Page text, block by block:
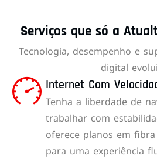
Serviços que só a
Tecnologia, desempenho e
digital
Internet Com
Tenha a liberdade de
trabalhar com
oferece planos em
para uma experiência